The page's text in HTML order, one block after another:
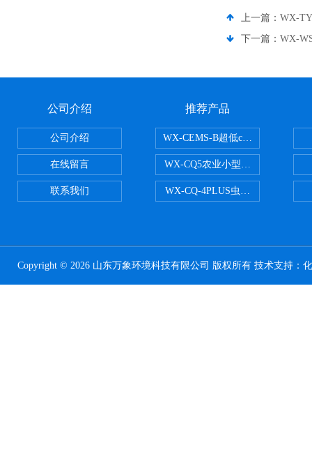
上一篇： WX-
下一篇： WX-
公司介绍
公司介绍
在线留言
联系我们
推荐产品
WX-CEMS-B超低cems烟气监测系
WX-CQ5农业小型气象站
WX-CQ-4PLUS虫情测报灯
Copyright © 2026 山东万象环境科技有限公司 版权所有 技术支持：